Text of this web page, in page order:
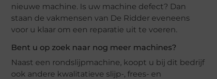
nieuwe machine. Is uw machine defect? Dan
staan de vakmensen van De Ridder eveneens
voor u klaar om een reparatie uit te voeren.
Bent u op zoek naar nog meer machines?
Naast een rondslijpmachine, koopt u bij dit bedrijf
ook andere kwalitatieve slijp-, frees- en